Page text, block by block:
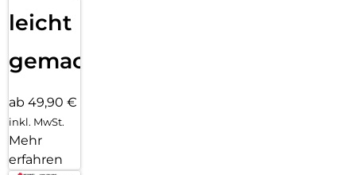
leicht
gemacht!
ab 49,90 €
inkl. MwSt.
Mehr
erfahren